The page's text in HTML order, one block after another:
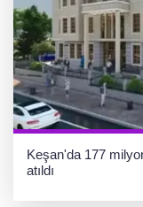
Keşan'da 177
atıldı